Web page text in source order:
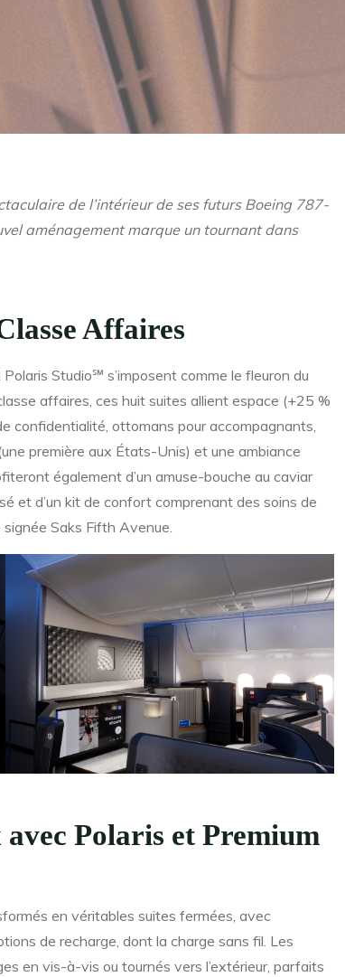
de l’intérieur de ses futurs Boeing 787-
aménagement marque un tournant dans
Affaires
Studio℠ s’imposent comme le fleuron du
affaires, ces huit suites allient espace (+25 %
confidentialité, ottomans pour accompagnants,
première aux États-Unis) et une ambiance
également d’un amuse-bouche au caviar
et d’un kit de confort comprenant des soins de
Saks Fifth Avenue.
Polaris et Premium
en véritables suites fermées, avec
de recharge, dont la charge sans fil. Les
en vis-à-vis ou tournés vers l’extérieur, parfaits